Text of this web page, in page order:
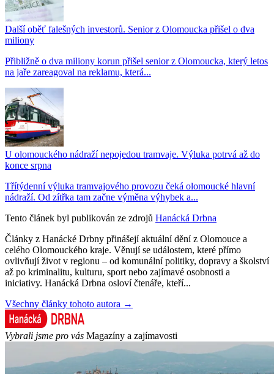
Další oběť falešných investorů. Senior z Olomoucka přišel o dva
miliony
Přibližně o dva miliony korun přišel senior z Olomoucka, který letos
na jaře zareagoval na reklamu, která...
U olomouckého nádraží nepojedou tramvaje. Výluka potrvá až do
konce srpna
Třítýdenní výluka tramvajového provozu čeká olomoucké hlavní
nádraží. Od zítřka tam začne výměna výhybek a...
Tento článek byl publikován ze zdrojů Hanácká Drbna
Články z Hanácké Drbny přinášejí aktuální dění z Olomouce a
celého Olomouckého kraje. Věnují se událostem, které přímo
ovlivňují život v regionu – od komunální politiky, dopravy a školství
až po kriminalitu, kulturu, sport nebo zajímavé osobnosti a
iniciativy. Hanácká Drbna osloví čtenáře, kteří...
Všechny články tohoto autora →
Vybrali jsme pro vás Magazíny a zajímavosti